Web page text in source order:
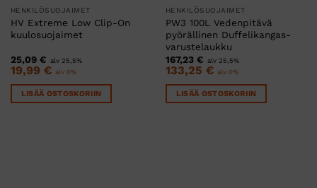
HENKILÖSUOJAIMET
HV Extreme Low Clip-On
kuulosuojaimet
25,09 € alv 25,5%
19,99 € alv 0%
LISÄÄ OSTOSKORIIN
HENKILÖSUOJAIMET
PW3 100L Vedenpitävä
pyörällinen Duffelikangas-
varustelaukku
167,23 € alv 25,5%
133,25 € alv 0%
LISÄÄ OSTOSKORIIN